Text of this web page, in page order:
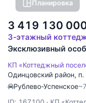
Планировка
3 419 130
3-этажный
Эксклюзивный
КП «Коттеджный
Одинцовский район, п.
Рублево-Успенское